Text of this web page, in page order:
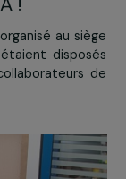
de 116